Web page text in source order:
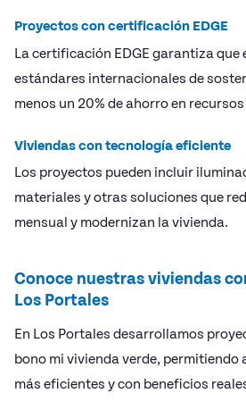
Proyectos con certificación EDGE
La certificación EDGE garantiza que
estándares internacionales de
menos un 20% de ahorro en
Viviendas con tecnología eficiente
Los proyectos pueden incluir
materiales y otras soluciones que
mensual y modernizan la vivienda.
Conoce nuestras viviendas
Los Portales
En Los Portales desarrollamos
bono mi vivienda verde, permitiendo
más eficientes y con beneficios